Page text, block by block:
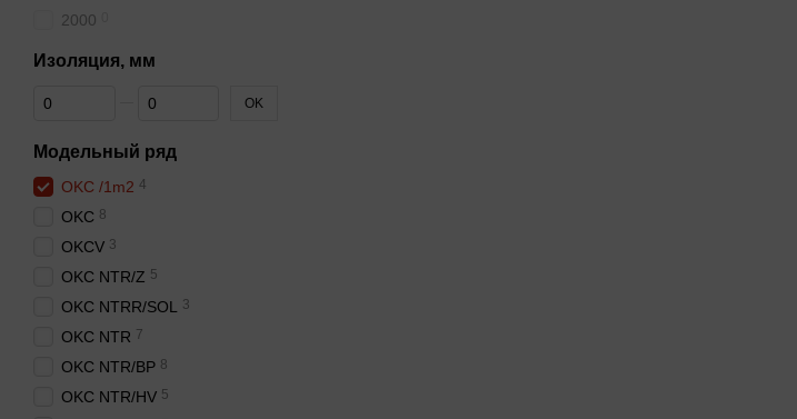
2000
Изоляция, мм
От Изоляция, мм
До Изоляция, мм OK
Модельный ряд
OKC /1m2 4
OKC 8
OKCV 3
OKC NTR/Z 5
OKC NTRR/SOL 3
OKC NTR 7
OKC NTR/BP 8
OKC NTR/HV 5